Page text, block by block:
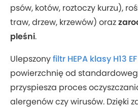
psów, kotów, roztoczy kurzu),
traw, drzew, krzewów) oraz
pleśni.
Ulepszonyfiltr HEPA klasy H13 EF
powierzchnię od
przyspiesza proces
alergenów czy wirusów. Dzięki